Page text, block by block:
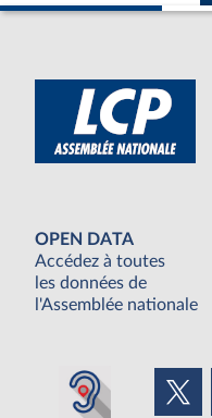
OPEN DATA
Accédez à toutes
les données de
l'Assemblée nationale